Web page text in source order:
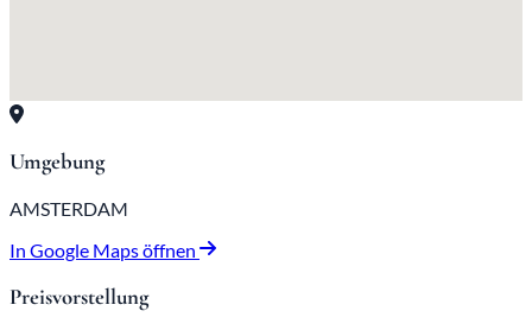
Umgebung
AMSTERDAM
In Google Maps öffnen
Preisvorstellung